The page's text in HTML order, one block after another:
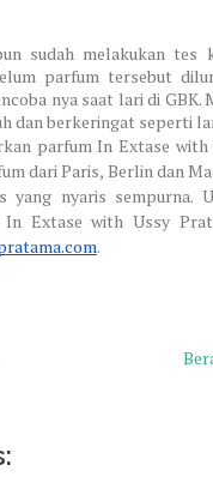
sudah melakukan
parfum tersebut
nya saat lari di
dan berkeringat seperti
parfum In Extase
dari Paris, Berlin dan
yang nyaris sempurna.
In Extase with Ussy
.